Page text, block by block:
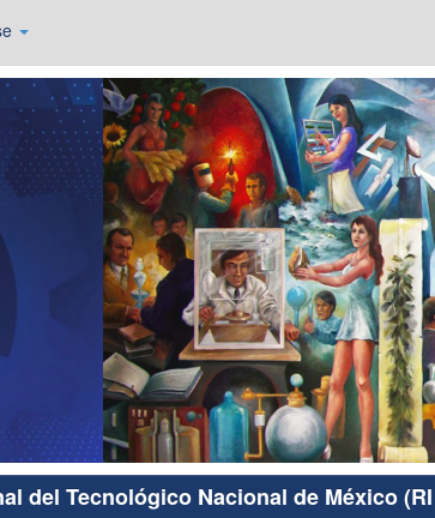
del Tecnológico Nacional de México (RI